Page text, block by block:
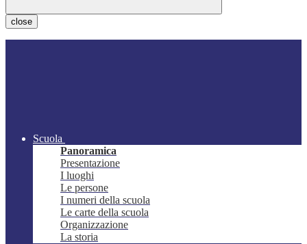
close
Scuola
Panoramica
Presentazione
I luoghi
Le persone
I numeri della scuola
Le carte della scuola
Organizzazione
La storia